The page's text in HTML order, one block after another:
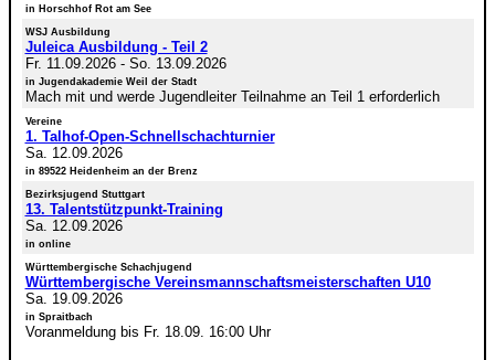
in Horschhof Rot am See
WSJ Ausbildung
Juleica Ausbildung - Teil 2
Fr. 11.09.2026- So. 13.09.2026
in Jugendakademie Weil der Stadt
Mach mit und werde Jugendleiter Teilnahme an Teil 1 erforderlich
Vereine
1. Talhof-Open-Schnellschachturnier
Sa. 12.09.2026
in 89522 Heidenheim an der Brenz
Bezirksjugend Stuttgart
13. Talentstützpunkt-Training
Sa. 12.09.2026
in online
Württembergische Schachjugend
Württembergische Vereinsmannschaftsmeisterschaften U10
Sa. 19.09.2026
in Spraitbach
Voranmeldung bis Fr. 18.09. 16:00 Uhr